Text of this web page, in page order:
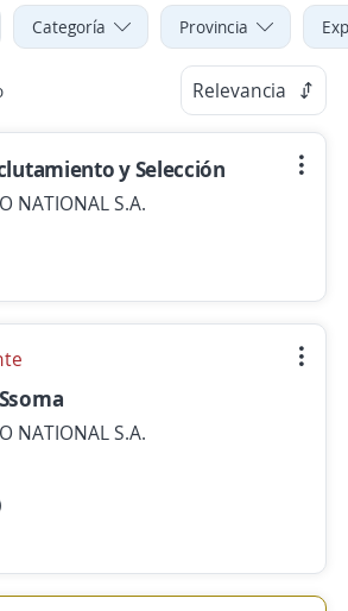
Categoría Provincia
Relevancia
y Selección
NATIONAL S.A.
NATIONAL S.A.